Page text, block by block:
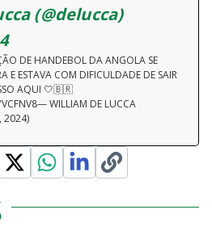
(@delucca)
DE HANDEBOL DA ANGOLA SE
E ESTAVA COM DIFICULDADE DE SAIR
AQUI 🤍🇧🇷
WILLIAM DE LUCCA
2024)